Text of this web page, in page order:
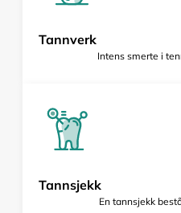
Tannverk
Intens smerte i
Tannsjekk
En tannsjekk